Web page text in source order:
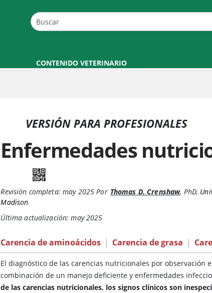
CONTENIDO VETERINARIO
VERSIÓN PARA PROFESIONALES
Enfermedades
Revisión completa: may 2025 Por Thomas D. Crenshaw, PhD,
Madison
Última actualización: may 2025
Carencia de aminoácidos | Carencia de grasa |
El diagnóstico de las carencias nutricionales por observación
combinación de un manejo deficiente y enfermedades
de las carencias nutricionales, los signos clínicos son